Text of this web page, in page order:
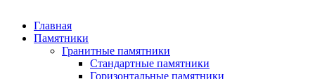
Главная
Памятники
Гранитные памятники
Стандартные памятники
Горизонтальные памятники